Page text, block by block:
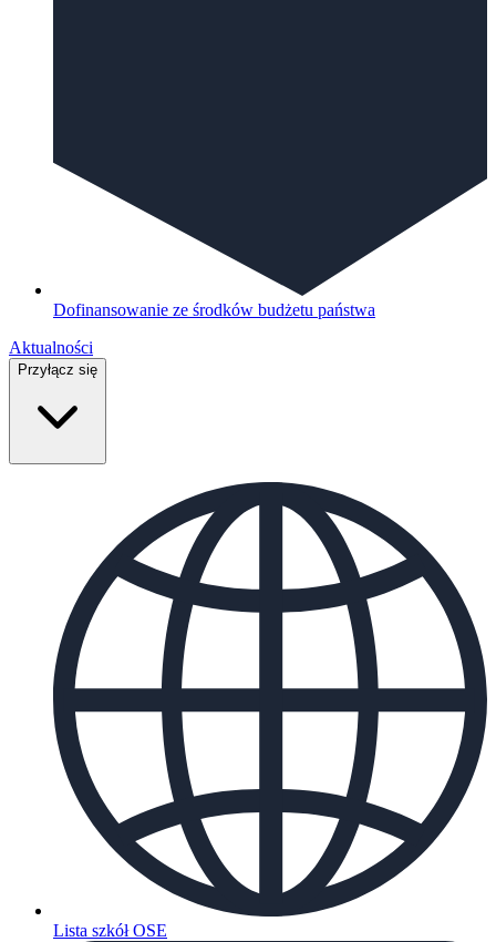
Dofinansowanie ze środków budżetu państwa
Aktualności
Przyłącz się
Lista szkół OSE